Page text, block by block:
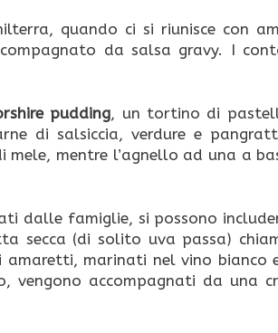
quando ci si riunisce con
da salsa gravy. I
pudding, un tortino di
di salsiccia, verdure e
mentre l’agnello ad una a
dalle famiglie, si possono
secca (di solito uva passa)
marinati nel vino bianco
accompagnati da una